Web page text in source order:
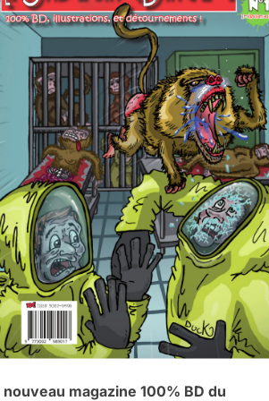
nouveau magazine 100% BD du